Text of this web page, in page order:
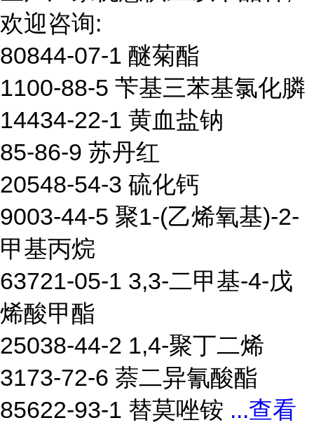
欢迎咨询:
80844-07-1 醚菊酯
1100-88-5 苄基三苯基氯化膦
14434-22-1 黄血盐钠
85-86-9 苏丹红
20548-54-3 硫化钙
9003-44-5 聚1-(乙烯氧基)-2-
甲基丙烷
63721-05-1 3,3-二甲基-4-戊
烯酸甲酯
25038-44-2 1,4-聚丁二烯
3173-72-6 萘二异氰酸酯
85622-93-1 替莫唑铵 ...查看